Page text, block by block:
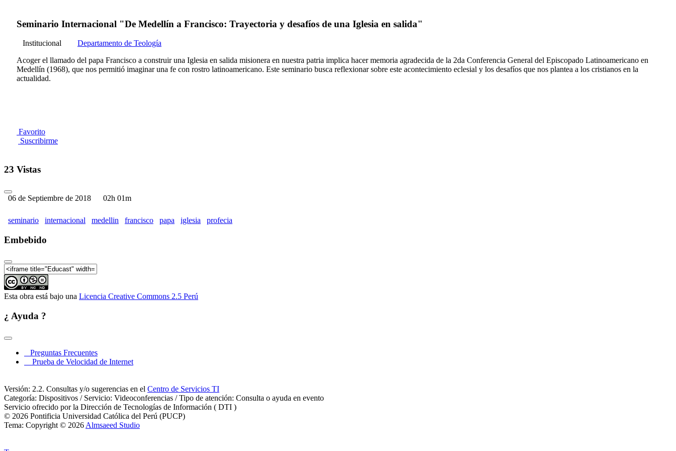
Seminario Internacional "De Medellín a Francisco: Trayectoria y desafíos de una Iglesia en salida"
Institucional
Departamento de Teología
Acoger el llamado del papa Francisco a construir una Iglesia en salida misionera en nuestra patria implica hacer memoria agradecida de la 2da Conferencia General del Episcopado Latinoamericano en
Medellín (1968), que nos permitió imaginar una fe con rostro latinoamericano. Este seminario busca reflexionar sobre este acontecimiento eclesial y los desafíos que nos plantea a los cristianos en la
actualidad.
Favorito
Suscribirme
23 Vistas
06 de Septiembre de 2018 02h 01m
seminario internacional medellin francisco papa iglesia profecia
Embebido
Esta obra está bajo una Licencia Creative Commons 2.5 Perú
¿ Ayuda ?
Preguntas Frecuentes
Prueba de Velocidad de Internet
Versión: 2.2. Consultas y/o sugerencias en el Centro de Servicios TI
Categoría: Dispositivos / Servicio: Videoconferencias / Tipo de atención: Consulta o ayuda en evento
Servicio ofrecido por la Dirección de Tecnologías de Información ( DTI )
© 2026 Pontificia Universidad Católica del Perú (PUCP)
Tema: Copyright © 2026 Almsaeed Studio